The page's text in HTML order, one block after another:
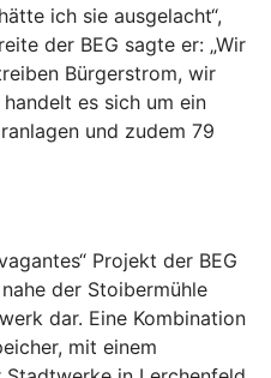
ich sie ausgelacht“,
der BEG sagte er: „Wir
Bürgerstrom, wir
es sich um ein
und zudem 79
Projekt der BEG
der Stoibermühle
dar. Eine Kombination
mit einem